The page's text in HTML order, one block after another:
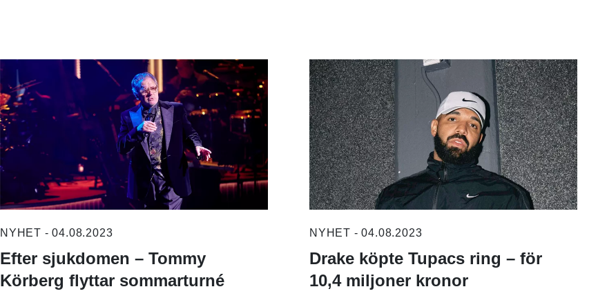
NYHET - 04.08.2023
Efter sjukdomen – Tommy
Körberg flyttar sommarturné
NYHET - 04.08.2023
Drake köpte Tupacs ring – för
10,4 miljoner kronor